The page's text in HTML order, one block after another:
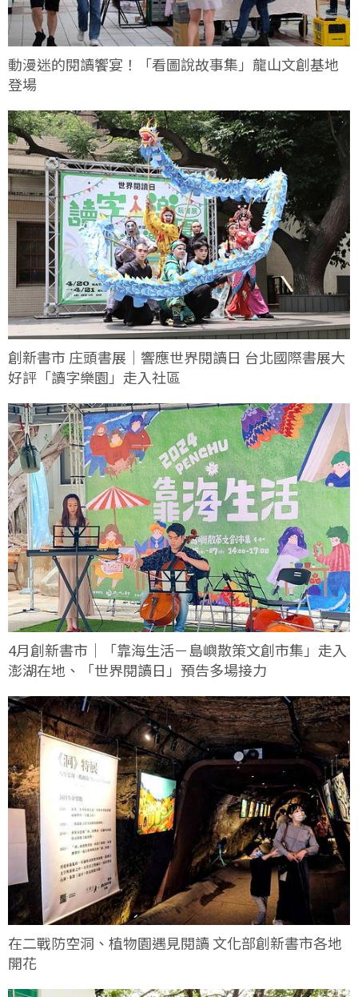
動漫迷的閱讀饗宴！「看圖說故事集」龍山文創基地
登場
創新書市 庄頭書展｜響應世界閱讀日 台北國際書展大
好評「讀字樂園」走入社區
4月創新書市｜「靠海生活－島嶼散策文創市集」走入
澎湖在地、「世界閱讀日」預告多場接力
在二戰防空洞、植物園遇見閱讀 文化部創新書市各地
開花